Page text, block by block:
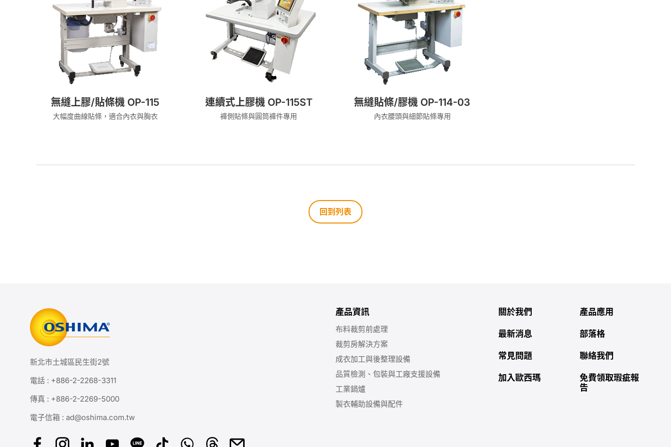
無縫上膠/貼條機 OP-115
大幅度曲線貼條，適合內衣與胸衣
連續式上膠機 OP-115ST
褲側貼條與圓筒褲件專用
無縫貼條/膠機 OP-114-03
內衣腰頭與細節貼條專用
回到列表
產品資訊
布料裁剪前處理
裁剪房解決方案
成衣加工與後整理設備
品質檢測、包裝與工廠支援設備
工業鍋爐
製衣輔助設備與配件
關於我們 產品應用
最新消息 部落格
常見問題 聯絡我們
加入歐西瑪
免費領取瑕疵報
告
新北市土城區民生街2號
電話 : +886-2-2268-3311
傳真 : +886-2-2269-5000
電子信箱 : ad@oshima.com.tw